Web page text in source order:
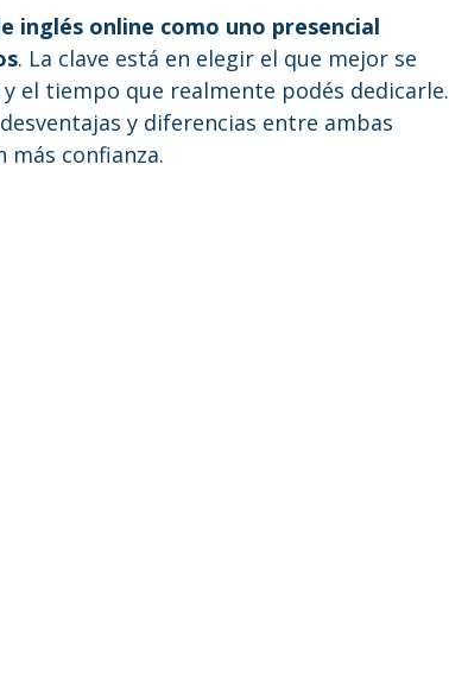
inglés online como uno presencial
. La clave está en elegir el que mejor se
el tiempo que realmente podés dedicarle.
y diferencias entre ambas
más confianza.